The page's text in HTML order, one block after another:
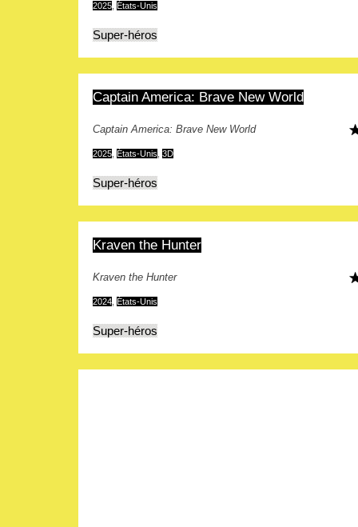
2025 États-Unis
Super-héros
Captain America: Brave New World
Captain America: Brave New World
2025 États-Unis 3D
Super-héros
Kraven the Hunter
Kraven the Hunter
2024 États-Unis
Super-héros